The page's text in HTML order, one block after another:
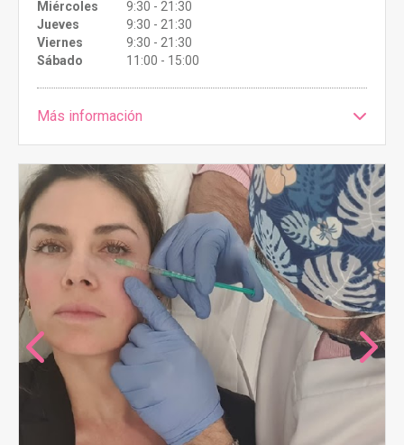
Miércoles
9:30 - 21:30
Jueves
9:30 - 21:30
Viernes
9:30 - 21:30
Sábado
11:00 - 15:00
Más información